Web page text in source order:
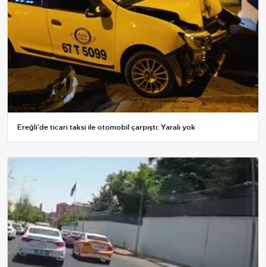
Ereğli'de ticari taksi ile otomobil çarpıştı: Yaralı yok